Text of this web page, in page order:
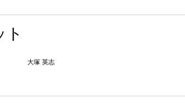
ト
大塚 英志